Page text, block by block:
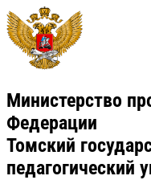
Министерство
Федерации
Томский
педагогический